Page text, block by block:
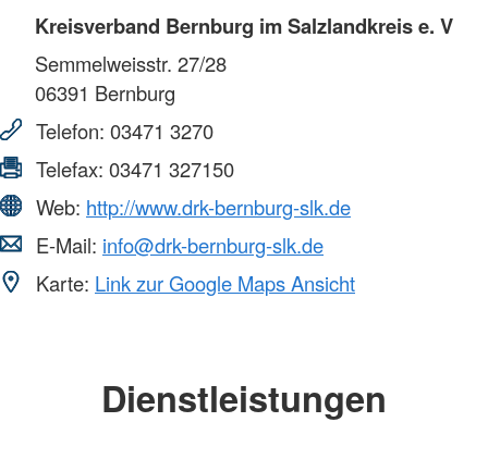
Kreisverband Bernburg im Salzlandkreis e. V
Semmelweisstr. 27/28
06391 Bernburg
Telefon: 03471 3270
Telefax: 03471 327150
Web: http://www.drk-bernburg-slk.de
E-Mail: info@drk-bernburg-slk.de
Karte: Link zur Google Maps Ansicht
Dienstleistungen